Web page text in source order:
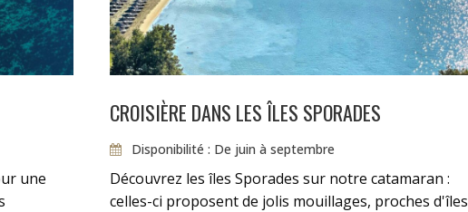
une
CROISIÈRE DANS LES ÎLES SPORADES
Disponibilité : De juin à septembre
Découvrez les îles Sporades sur notre catamaran :
celles-ci proposent de jolis mouillages, proches d'îles